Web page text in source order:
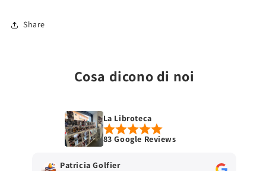
Share
Cosa dicono di noi
La Libroteca
83 Google Reviews
Patricia Golfier